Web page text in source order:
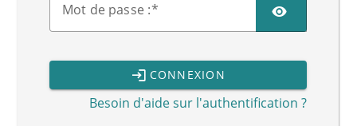
Mot de passe :
CONNEXION
Besoin d'aide sur l'authentification ?